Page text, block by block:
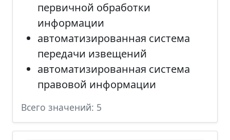
первичной обработки
информации
автоматизированная система
передачи извещений
автоматизированная система
правовой информации
Всего значений: 5